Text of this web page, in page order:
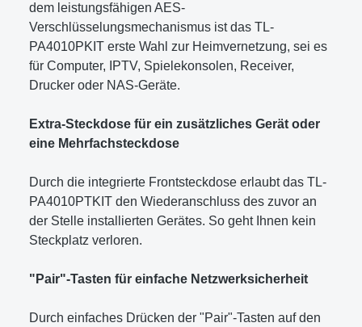
dem leistungsfähigen AES-
Verschlüsselungsmechanismus ist das TL-
PA4010PKIT erste Wahl zur Heimvernetzung, sei es
für Computer, IPTV, Spielekonsolen, Receiver,
Drucker oder NAS-Geräte.
Extra-Steckdose für ein zusätzliches Gerät oder
eine Mehrfachsteckdose
Durch die integrierte Frontsteckdose erlaubt das TL-
PA4010PTKIT den Wiederanschluss des zuvor an
der Stelle installierten Gerätes. So geht Ihnen kein
Steckplatz verloren.
"Pair"-Tasten für einfache Netzwerksicherheit
Durch einfaches Drücken der "Pair"-Tasten auf den